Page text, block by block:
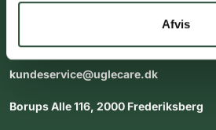
Afvis
Åbningstider i butikken:
kundeservice@uglecare.dk
Borups Alle 116, 2000 Frederiksberg